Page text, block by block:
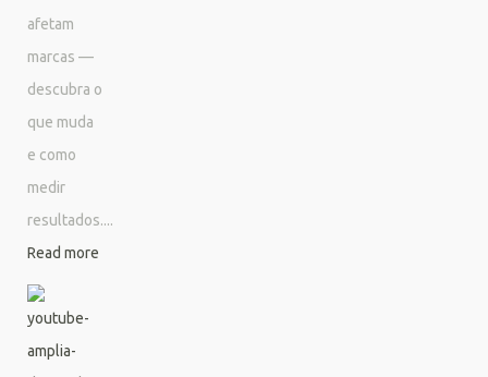
afetam
marcas —
descubra o
que muda
e como
medir
resultados....
Read more